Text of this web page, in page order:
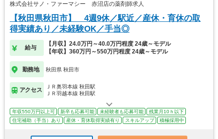
株式会社サノ・ファーマシー 赤沼店の薬剤師求人
【秋田県秋田市】 4週9休／駅近／産休・育休の取
得実績あり／未経験OK／手当◎
給与
【月収】24.0万円～40.0万円程度 24歳～モデル
【年収】360万円～550万円程度 24歳～モデル
勤務地 秋田県 秋田市
アクセス
ＪＲ奥羽本線 秋田駅
ＪＲ羽越本線 秋田駅
年収550万円以上可 新卒も応募可能 未経験者も応募可能
残業月10ｈ以下
住宅補助（手当）あり
産休・育休取得実績有り スキルアップ 積極採用中